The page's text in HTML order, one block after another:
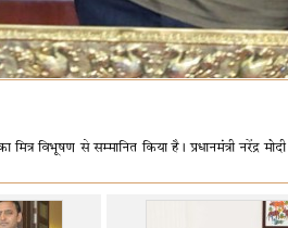
मित्र विभूषण से सम्मानित किया है। प्रधानमंत्री नरेंद्र